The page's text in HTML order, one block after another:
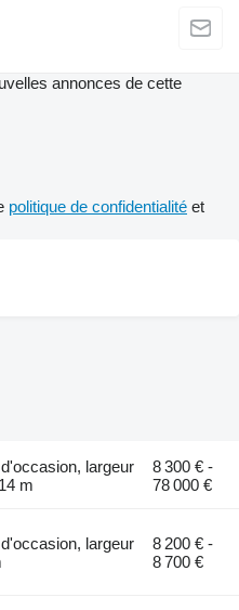
annonces de cette
politique de confidentialité et
largeur
m
8 300 € -
78 000 €
largeur
8 200 € -
8 700 €